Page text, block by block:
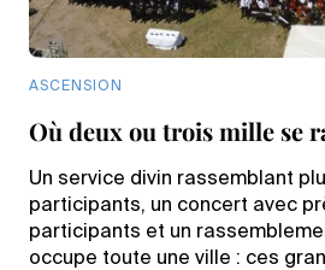
ASCENSION
Où deux ou trois mille se
Un service divin rassemblant
participants, un concert avec
participants et un
occupe toute une ville : ces